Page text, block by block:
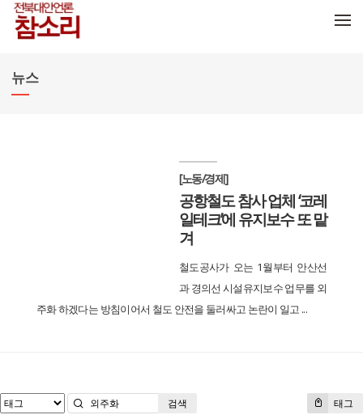
뉴스
[노동/경제]
공항철도 참사 업체 ‘코레
일테크’에 유지보수 또 맡
겨
철도공사가 오는 1월부터 안산선
과 경의선 시설유지보수 업무를 외
주화 하겠다는 방침이어서 철도 안전을 둘러싸고 논란이 일고 ...
태그
검색